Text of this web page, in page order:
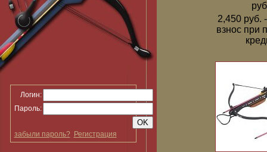
Логин:
Пароль:
забыли пароль? Регистрация
2,450 руб.
взнос при